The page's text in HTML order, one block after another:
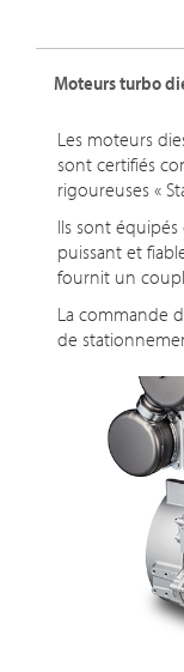
Moteurs turbo
Les moteurs
sont certifiés
rigoureuses «
Ils sont
puissant et
fournit un
La commande
de